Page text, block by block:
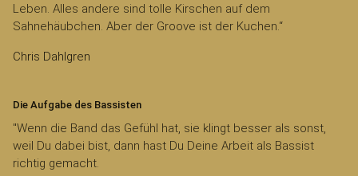
Leben. Alles andere sind tolle Kirschen auf dem
Sahnehäubchen. Aber der Groove ist der Kuchen.“
Chris Dahlgren
Die Aufgabe des Bassisten
"Wenn die Band das Gefühl hat, sie klingt besser als sonst,
weil Du dabei bist, dann hast Du Deine Arbeit als Bassist
richtig gemacht.